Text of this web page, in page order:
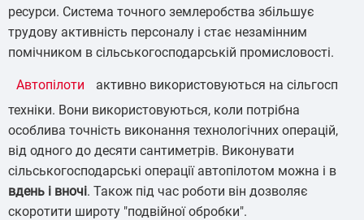
ресурси. Система точного землеробства збільшує
трудову активність персоналу і стає незамінним
помічником в сільськогосподарській промисловості.
Автопілоти
активно використовуються на сільгосп
техніки. Вони використовуються, коли потрібна
особлива точність виконання технологічних операцій,
від одного до десяти сантиметрів. Виконувати
сільськогосподарські операції автопілотом можна і в
вдень і вночі. Також під час роботи він дозволяє
скоротити широту "подвійної обробки".